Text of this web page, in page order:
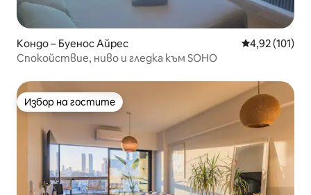
Кондо – Буенос Айрес Средна
4,92 (101)
Спокойствие, ниво и гледка към SOHO
Избор на гостите
Избор на гостите